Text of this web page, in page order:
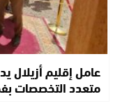
عامل إقليم أزيلال
متعدد التخصصات